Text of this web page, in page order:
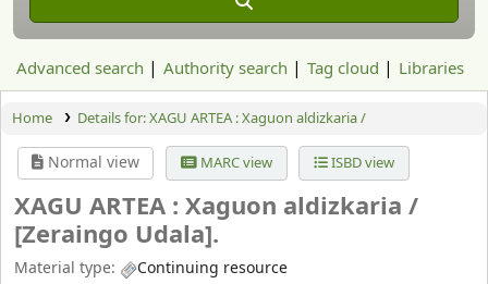
Advanced search Authority search Tag cloud Libraries
Home Details for:XAGU ARTEA : Xaguon aldizkaria /
Normal view MARC view ISBD view
XAGU ARTEA : Xaguon aldizkaria /
[Zeraingo Udala].
Material type:
Continuing resource